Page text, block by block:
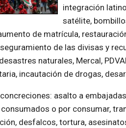
integración
satélite,
de matrícula,
de las divisas y
naturales, Mercal,
incautación de drogas,
asalto a
o por consumar,
desfalcos, tortura,